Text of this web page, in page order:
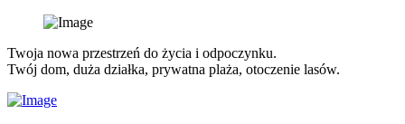
Twoja nowa przestrzeń do życia i odpoczynku.
Twój dom, duża działka, prywatna plaża, otoczenie lasów.